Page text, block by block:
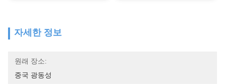
자세한 정보
원래 장소:
중국 광동성